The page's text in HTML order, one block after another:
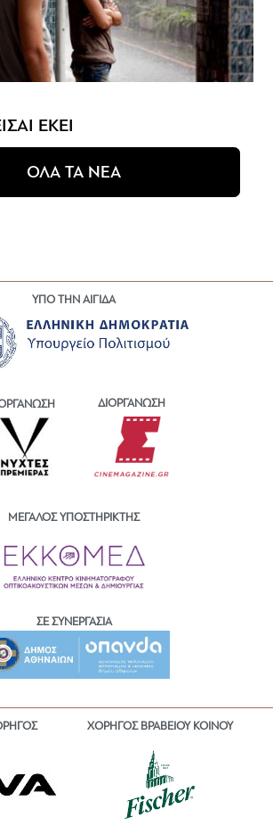
ΕΚΕΙ
ΟΛΑ ΤΑ ΝΕΑ
ΥΠΟ ΤΗΝ ΑΙΓΙΔΑ
ΔΙΟΡΓΑΝΩΣΗ
ΜΕΓΑΛΟΣ ΥΠΟΣΤΗΡΙΚΤΗΣ
ΣΕ ΣΥΝΕΡΓΑΣΙΑ
ΧΟΡΗΓΟΣ ΒΡΑΒΕΙΟΥ ΚΟΙΝΟΥ